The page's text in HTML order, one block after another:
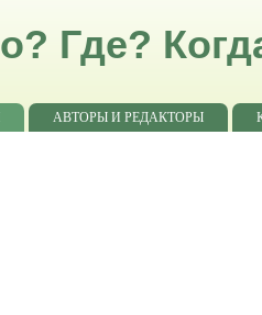
Где?
АВТОРЫ И РЕДАКТОРЫ